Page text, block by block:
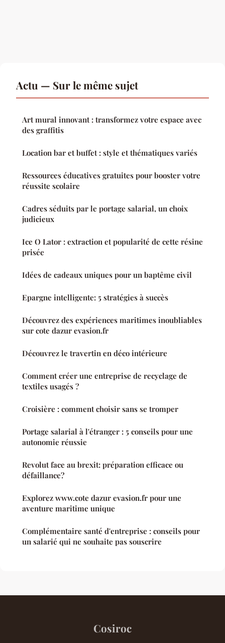
Actu — Sur le même sujet
Art mural innovant : transformez votre espace avec
des graffitis
Location bar et buffet : style et thématiques variés
Ressources éducatives gratuites pour booster votre
réussite scolaire
Cadres séduits par le portage salarial, un choix
judicieux
Ice O Lator : extraction et popularité de cette résine
prisée
Idées de cadeaux uniques pour un baptême civil
Epargne intelligente: 5 stratégies à succès
Découvrez des expériences maritimes inoubliables
sur cote dazur evasion.fr
Découvrez le travertin en déco intérieure
Comment créer une entreprise de recyclage de
textiles usagés ?
Croisière : comment choisir sans se tromper
Portage salarial à l'étranger : 5 conseils pour une
autonomie réussie
Revolut face au brexit: préparation efficace ou
défaillance?
Explorez www.cote dazur evasion.fr pour une
aventure maritime unique
Complémentaire santé d'entreprise : conseils pour
un salarié qui ne souhaite pas souscrire
Cosiroc